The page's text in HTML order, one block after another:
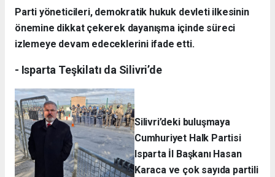
Parti yöneticileri, demokratik hukuk devleti ilkesinin
önemine dikkat çekerek dayanışma içinde süreci
izlemeye devam edeceklerini ifade etti.
- Isparta Teşkilatı da Silivri’de
Silivri’deki buluşmaya
Cumhuriyet Halk Partisi
Isparta İl Başkanı Hasan
Karaca ve çok sayıda partili